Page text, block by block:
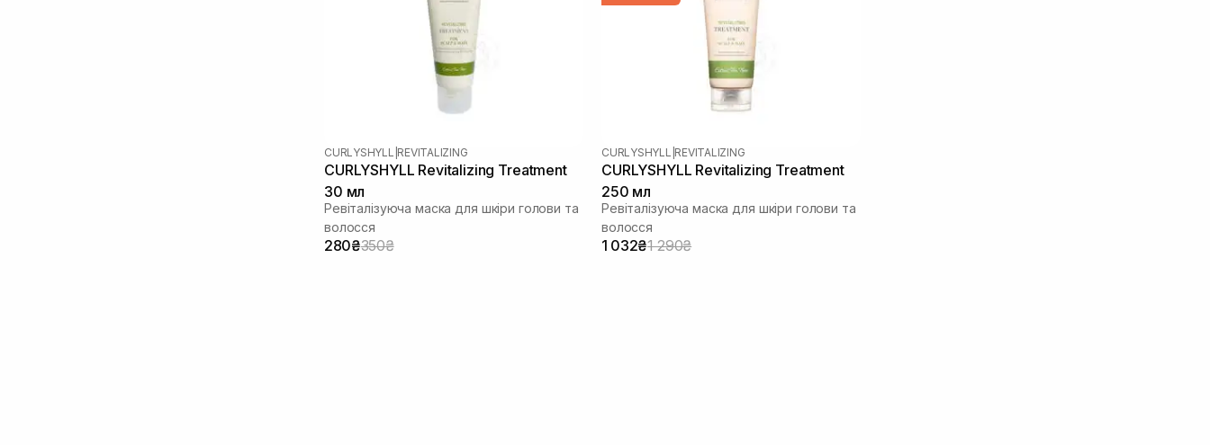
CURLYSHYLL REVITALIZING
CURLYSHYLL Revitalizing Treatment
30 мл
Ревіталізуюча маска для шкіри голови та
волосся
280₴350₴
CURLYSHYLL REVITALIZING
CURLYSHYLL Revitalizing Treatment
250 мл
Ревіталізуюча маска для шкіри голови та
волосся
1 032₴1 290₴